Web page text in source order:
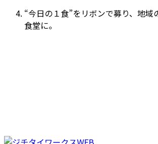
“今日の１食”をリボンで募り、地域
食堂に。